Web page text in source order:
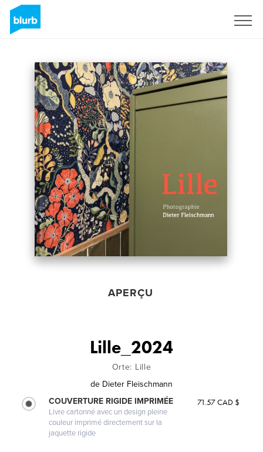
APERÇU
Lille_2024
Orte: Lille
de Dieter Fleischmann
COUVERTURE RIGIDE IMPRIMÉE
Livre cartonné avec un design pleine
couleur imprimé directement sur la
jaquette rigide
71.57 CAD $